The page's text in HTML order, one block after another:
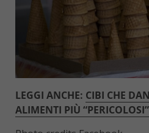
LEGGI ANCHE: CIBI CHE
ALIMENTI PIÙ